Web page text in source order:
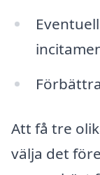
Att få tre
välja det